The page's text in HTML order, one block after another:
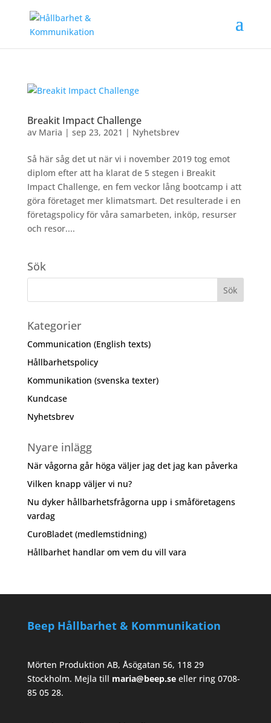
Breakit Impact Challenge
av Maria | sep 23, 2021 | Nyhetsbrev
Så här såg det ut när vi i november 2019 tog emot
diplom efter att ha klarat de 5 stegen i Breakit
Impact Challenge, en fem veckor lång bootcamp i att
göra företaget mer klimatsmart. Det resulterade i en
företagspolicy för våra samarbeten, inköp, resurser
och resor....
Sök
Kategorier
Communication (English texts)
Hållbarhetspolicy
Kommunikation (svenska texter)
Kundcase
Nyhetsbrev
Nyare inlägg
När vågorna går höga väljer jag det jag kan påverka
Vilken knapp väljer vi nu?
Nu dyker hållbarhetsfrågorna upp i småföretagens
vardag
CuroBladet (medlemstidning)
Hållbarhet handlar om vem du vill vara
Beep Hållbarhet & Kommunikation
Mörten Produktion AB, Åsögatan 56, 118 29
Stockholm. Mejla till maria@beep.seeller ring 0708-
85 05 28.